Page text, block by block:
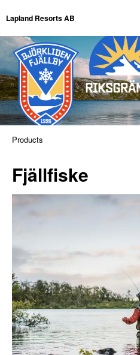
Lapland Resorts AB
Products
Fjällfiske